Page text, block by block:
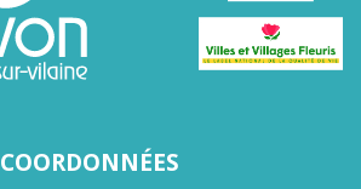
COORDONNÉES